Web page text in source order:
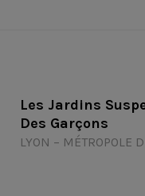
Les Jardins
Des Garçons
LYON – MÉTROPOLE